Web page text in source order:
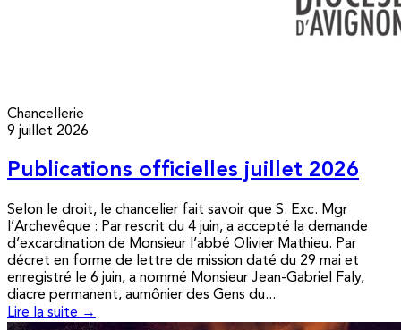
Chancellerie
9 juillet 2026
Publications officielles juillet 2026
Selon le droit, le chancelier fait savoir que S. Exc. Mgr
l’Archevêque : Par rescrit du 4 juin, a accepté la demande
d’excardination de Monsieur l’abbé Olivier Mathieu. Par
décret en forme de lettre de mission daté du 29 mai et
enregistré le 6 juin, a nommé Monsieur Jean-Gabriel Faly,
diacre permanent, aumônier des Gens du...
Lire la suite →